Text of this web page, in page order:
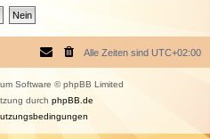
Alle Zeiten sind UTC+02:00
Software © phpBB Limited
durch phpBB.de